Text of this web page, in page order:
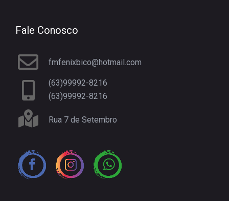
Fale Conosco
fmfenixbico@hotmail.com
(63)99992-8216
(63)99992-8216
Rua 7 de Setembro